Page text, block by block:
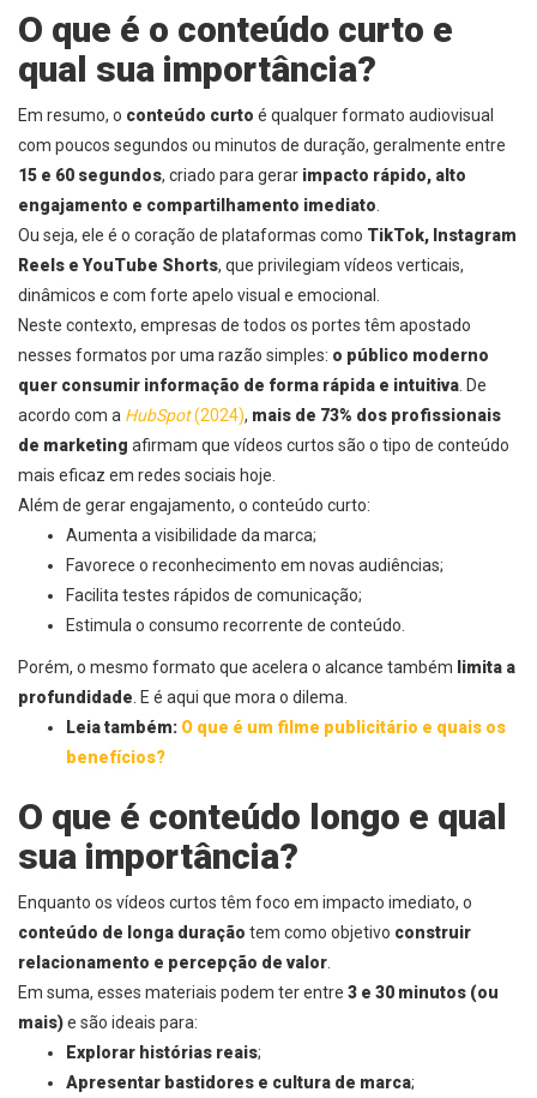
O que é o conteúdo curto e
qual sua importância?
Em resumo, o conteúdo curto é qualquer formato audiovisual
com poucos segundos ou minutos de duração, geralmente entre
15 e 60 segundos, criado para gerar impacto rápido, alto
engajamento e compartilhamento imediato.
Ou seja, ele é o coração de plataformas como TikTok, Instagram
Reels e YouTube Shorts, que privilegiam vídeos verticais,
dinâmicos e com forte apelo visual e emocional.
Neste contexto, empresas de todos os portes têm apostado
nesses formatos por uma razão simples: o público moderno
quer consumir informação de forma rápida e intuitiva. De
acordo com a HubSpot(2024), mais de 73% dos profissionais
de marketing afirmam que vídeos curtos são o tipo de conteúdo
mais eficaz em redes sociais hoje.
Além de gerar engajamento, o conteúdo curto:
Aumenta a visibilidade da marca;
Favorece o reconhecimento em novas audiências;
Facilita testes rápidos de comunicação;
Estimula o consumo recorrente de conteúdo.
Porém, o mesmo formato que acelera o alcance também limita a
profundidade. E é aqui que mora o dilema.
Leia também: O que é um filme publicitário e quais os
benefícios?
O que é conteúdo longo e qual
sua importância?
Enquanto os vídeos curtos têm foco em impacto imediato, o
conteúdo de longa duração tem como objetivo construir
relacionamento e percepção de valor.
Em suma, esses materiais podem ter entre 3 e 30 minutos (ou
mais)e são ideais para:
Explorar histórias reais;
Apresentar bastidores e cultura de marca;